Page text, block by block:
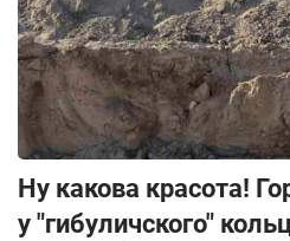
Ну какова красота!
у "гибуличского"